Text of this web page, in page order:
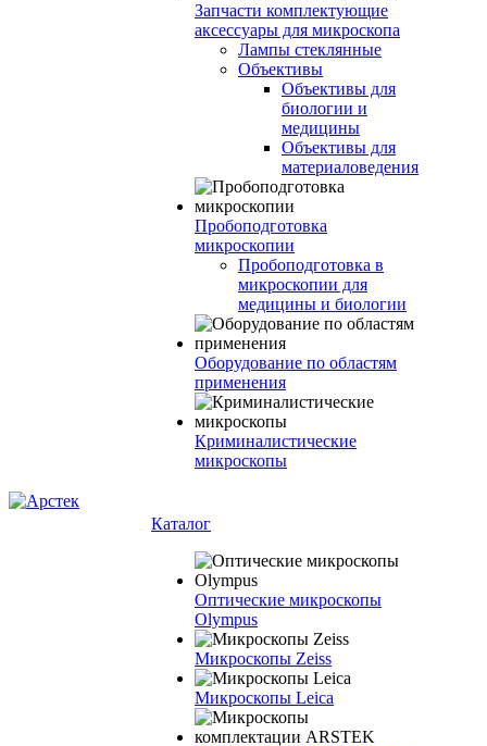
Запчасти комплектующие
аксессуары для микроскопа
Лампы стеклянные
Объективы
Объективы для
биологии и
медицины
Объективы для
материаловедения
Пробоподготовка
микроскопии
Пробоподготовка в
микроскопии для
медицины и биологии
Оборудование по областям
применения
Криминалистические
микроскопы
Каталог
Оптические микроскопы
Olympus
Микроскопы Zeiss
Микроскопы Leica